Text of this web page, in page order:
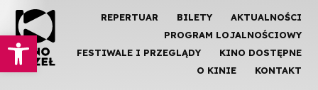
Otwórz pasek narzędzi
REPERTUAR BILETY
AKTUALNOŚCI
PROGRAM LOJALNOŚCIOWY
FESTIWALE I PRZEGLĄDY
KINO DOSTĘPNE
O KINIE
KONTAKT